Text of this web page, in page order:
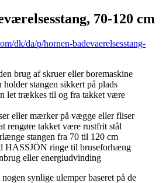
70-120 cm
dk/da/p/hornen-badevaerelsesstang-
brug af skruer eller boremaskine
holder stangen sikkert på plads
let trækkes til og fra takket være
eller mærker på vægge eller fliser
rengøre takket være rustfrit stål
stangen fra 70 til 120 cm
HASSJÖN ringe til bruseforhæng
eller energiudvinding
synlige ulemper baseret på de